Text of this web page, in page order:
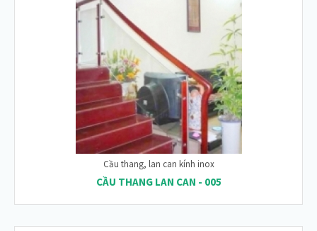
Cầu thang, lan can kính inox
CẦU THANG LAN CAN - 005